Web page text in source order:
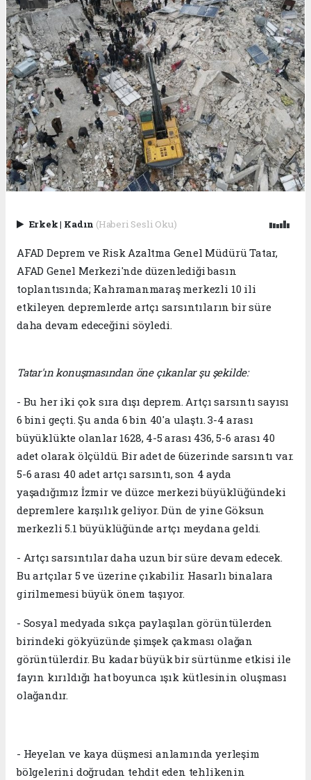
Erkek| Kadın (Haberi Sesli Oku)
AFAD Deprem ve Risk Azaltma Genel Müdürü Tatar,
AFAD Genel Merkezi'nde düzenlediği basın
toplantısında; Kahramanmaraş merkezli 10 ili
etkileyen depremlerde artçı sarsıntıların bir süre
daha devam edeceğini söyledi.
Tatar'ın konuşmasından öne çıkanlar şu şekilde:
- Bu her iki çok sıra dışı deprem. Artçı sarsıntı sayısı
6 bini geçti. Şu anda 6 bin 40'a ulaştı. 3-4 arası
büyüklükte olanlar 1628, 4-5 arası 436, 5-6 arası 40
adet olarak ölçüldü. Bir adet de 6üzerinde sarsıntı var.
5-6 arası 40 adet artçı sarsıntı, son 4 ayda
yaşadığımız İzmir ve düzce merkezi büyüklüğündeki
depremlere karşılık geliyor. Dün de yine Göksun
merkezli 5.1 büyüklüğünde artçı meydana geldi.
- Artçı sarsıntılar daha uzun bir süre devam edecek.
Bu artçılar 5 ve üzerine çıkabilir. Hasarlı binalara
girilmemesi büyük önem taşıyor.
- Sosyal medyada sıkça paylaşılan görüntülerden
birindeki gökyüzünde şimşek çakması olağan
görüntülerdir. Bu kadar büyük bir sürtünme etkisi ile
fayın kırıldığı hat boyunca ışık kütlesinin oluşması
olağandır.
- Heyelan ve kaya düşmesi anlamında yerleşim
bölgelerini doğrudan tehdit eden tehlikenin